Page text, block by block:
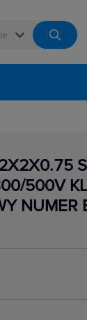

500V
NUMER